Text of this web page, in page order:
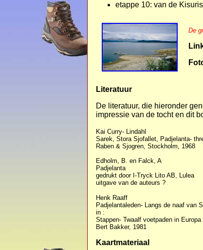
etappe 10: van de
De
Literatuur
De literatuur, die hieronder
impressie van de tocht en dit
Kai Curry- Lindahl
Sarek, Stora Sjofallet, Padjelanta-
Raben & Sjogren, Stockholm, 1968
Edholm, B. en Falck, A
Padjelanta
gedrukt door I-Tryck Lito AB, Lulea
uitgave van de auteurs ?
Henk Raaff
Padjelantaleden- Langs de naaf van
in :
Stappen- Twaalf voetpaden in Europa
Bert Bakker, 1981
Kaartmateriaal